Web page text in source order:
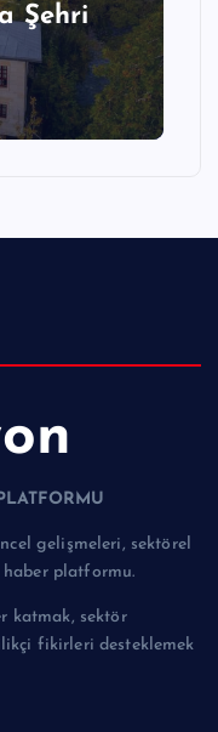
Şehri
gelişmeleri, sektörel
platformu.
katmak, sektör
fikirleri desteklemek